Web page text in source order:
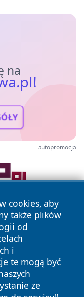
na
autopromocja
cookies, aby
także plików
od
i
te mogą być
ze
prawa